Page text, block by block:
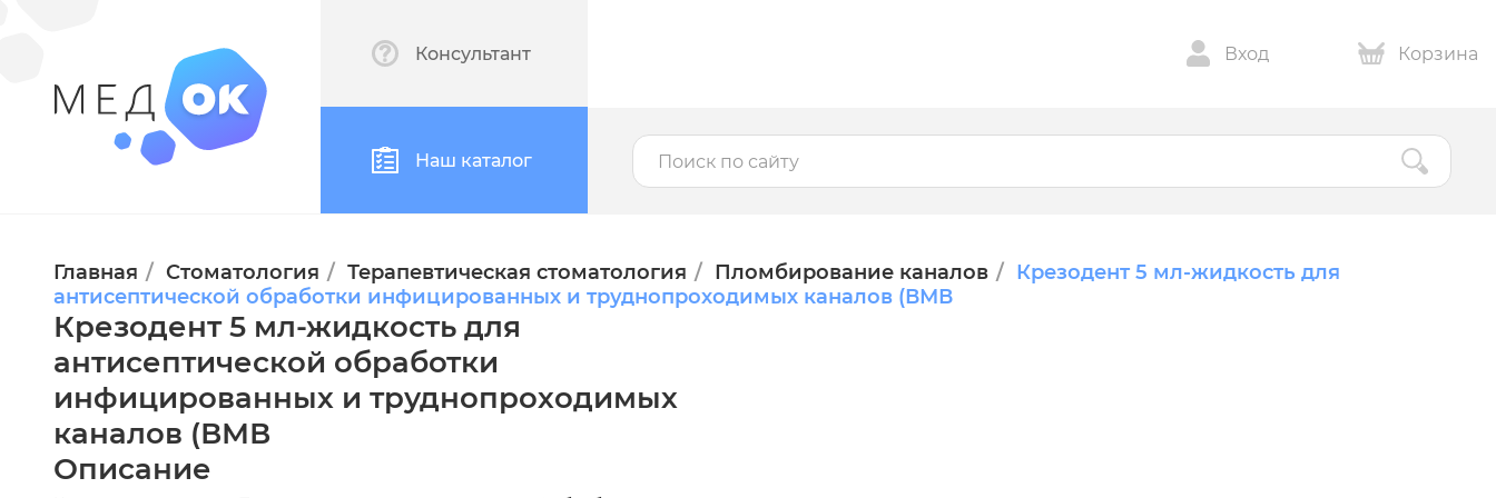
Консультант
Наш каталог
Вход Корзина
Главная Стоматология Терапевтическая стоматология Пломбирование каналов
Крезодент 5 мл-жидкость для
антисептической обработки инфицированных и труднопроходимых каналов (ВМВ
Крезодент 5 мл-жидкость для
антисептической обработки
инфицированных и труднопроходимых
каналов (ВМВ
Описание